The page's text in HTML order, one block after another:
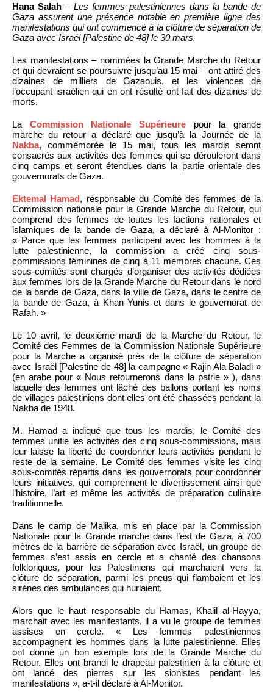
Hana Salah –Les femmes palestiniennes dans la bande de
Gaza assurent une présence notable en première ligne des
manifestations qui ont commencé à la clôture de séparation de
Gaza avec Israël [Palestine de 48] le 30 mars.
Les manifestations – nommées la Grande Marche du Retour
et qui devraient se poursuivre jusqu’au 15 mai – ont attiré des
dizaines de milliers de Gazaouis, et les violences de
l’occupant israélien qui en ont résulté ont fait des dizaines de
morts.
La Commission Nationale Supérieure pour la grande
marche du retour a déclaré que jusqu’à la Journée de la
Nakba, commémorée le 15 mai, tous les mardis seront
consacrés aux activités des femmes qui se dérouleront dans
cinq camps et seront étendues dans la partie orientale des
gouvernorats de Gaza.
Ektemal Hamad, responsable du Comité des femmes de la
Commission nationale pour la Grande Marche du Retour, qui
comprend des femmes de toutes les factions nationales et
islamiques de la bande de Gaza, a déclaré à Al-Monitor :
« Parce que les femmes participent avec les hommes à la
lutte palestinienne, la commission a créé cinq sous-
commissions féminines de cinq à 11 membres chacune. Ces
sous-comités sont chargés d’organiser des activités dédiées
aux femmes lors de la Grande Marche du Retour dans le nord
de la bande de Gaza, dans la ville de Gaza, dans le centre de
la bande de Gaza, à Khan Yunis et dans le gouvernorat de
Rafah. »
Le 10 avril, le deuxième mardi de la Marche du Retour, le
Comité des Femmes de la Commission Nationale Supérieure
pour la Marche a organisé près de la clôture de séparation
avec Israël [Palestine de 48] la campagne « Rajin Ala Baladi »
(en arabe pour « Nous retournerons dans la patrie » ), dans
laquelle des femmes ont lâché des ballons portant les noms
de villages palestiniens dont elles ont été chassées pendant la
Nakba de 1948.
M. Hamad a indiqué que tous les mardis, le Comité des
femmes unifie les activités des cinq sous-commissions, mais
leur laisse la liberté de coordonner leurs activités pendant le
reste de la semaine. Le Comité des femmes visite les cinq
sous-comités répartis dans les gouvernorats pour coordonner
leurs initiatives, qui comprennent le divertissement ainsi que
l’histoire, l’art et même les activités de préparation culinaire
traditionnelle.
Dans le camp de Malika, mis en place par la Commission
Nationale pour la Grande marche dans l’est de Gaza, à 700
mètres de la barrière de séparation avec Israël, un groupe de
femmes s’est assis en cercle et a chanté des chansons
folkloriques, pour les Palestiniens qui marchaient vers la
clôture de séparation, parmi les pneus qui flambaient et les
sirènes des ambulances qui hurlaient.
Alors que le haut responsable du Hamas, Khalil al-Hayya,
marchait avec les manifestants, il a vu le groupe de femmes
assises en cercle. « Les femmes palestiniennes
accompagnent les hommes dans la lutte palestinienne. Elles
ont donné un bon exemple lors de la Grande Marche du
Retour. Elles ont brandi le drapeau palestinien à la clôture et
ont lancé des pierres sur les sionistes pendant les
manifestations », a-t-il déclaré à Al-Monitor.